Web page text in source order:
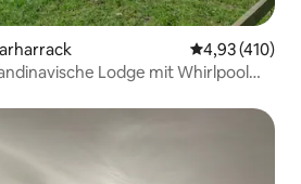
4,93 (410)
Lodge mit Whirlpool